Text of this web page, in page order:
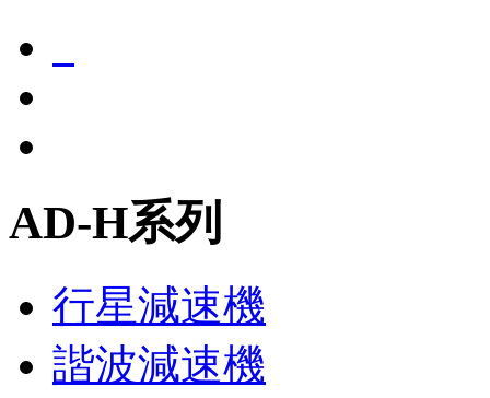
AD-H系列
行星減速機
諧波減速機